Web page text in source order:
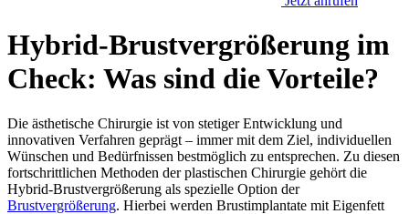
Hybrid-Brustvergrößerung im
Check: Was sind die Vorteile?
Die ästhetische Chirurgie ist von stetiger Entwicklung und
innovativen Verfahren geprägt – immer mit dem Ziel, individuellen
Wünschen und Bedürfnissen bestmöglich zu entsprechen. Zu diesen
fortschrittlichen Methoden der plastischen Chirurgie gehört die
Hybrid-Brustvergrößerung als spezielle Option der
Brustvergrößerung. Hierbei werden Brustimplantate mit Eigenfett